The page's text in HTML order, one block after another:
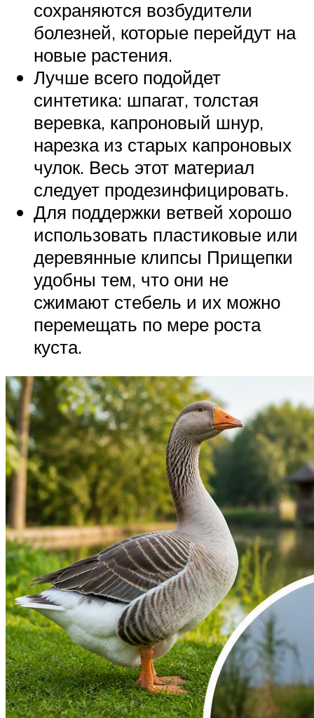
сохраняются возбудители
болезней, которые перейдут на
новые растения.
Лучше всего подойдет
синтетика: шпагат, толстая
веревка, капроновый шнур,
нарезка из старых капроновых
чулок. Весь этот материал
следует продезинфицировать.
Для поддержки ветвей хорошо
использовать пластиковые или
деревянные клипсы Прищепки
удобны тем, что они не
сжимают стебель и их можно
перемещать по мере роста
куста.